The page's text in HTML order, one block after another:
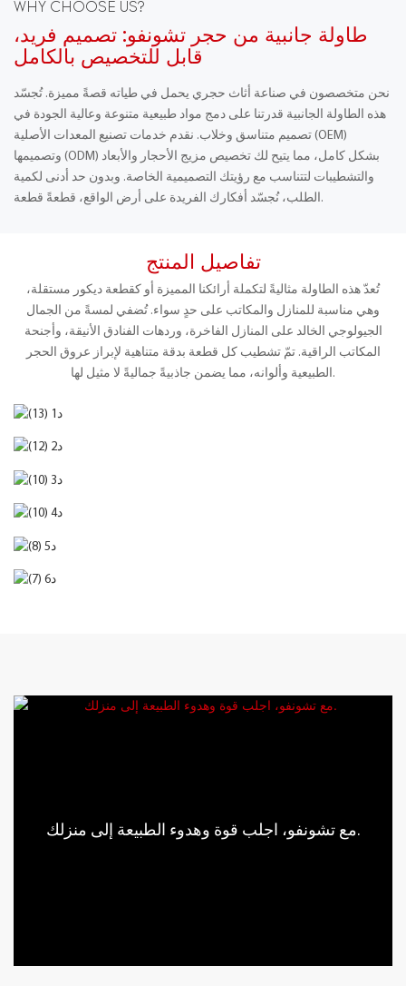
WHY CHOOSE US?
طاولة جانبية من حجر تشونفو: تصميم فريد،
قابل للتخصيص بالكامل
نحن متخصصون في صناعة أثاث حجري يحمل في طياته قصةً مميزة. تُجسّد
هذه الطاولة الجانبية قدرتنا على دمج مواد طبيعية متنوعة وعالية الجودة في
تصميم متناسق وخلاب. نقدم خدمات تصنيع المعدات الأصلية (OEM)
وتصميمها (ODM) بشكل كامل، مما يتيح لك تخصيص مزيج الأحجار والأبعاد
والتشطيبات لتتناسب مع رؤيتك التصميمية الخاصة. وبدون حد أدنى لكمية
الطلب، نُجسّد أفكارك الفريدة على أرض الواقع، قطعةً قطعة.
تفاصيل المنتج
تُعدّ هذه الطاولة مثاليةً لتكملة أرائكنا المميزة أو كقطعة ديكور مستقلة،
وهي مناسبة للمنازل والمكاتب على حدٍ سواء. تُضفي لمسةً من الجمال
الجيولوجي الخالد على المنازل الفاخرة، وردهات الفنادق الأنيقة، وأجنحة
المكاتب الراقية. تمّ تشطيب كل قطعة بدقة متناهية لإبراز عروق الحجر
الطبيعية وألوانه، مما يضمن جاذبيةً جماليةً لا مثيل لها.
مع تشونفو، اجلب قوة وهدوء الطبيعة إلى منزلك.